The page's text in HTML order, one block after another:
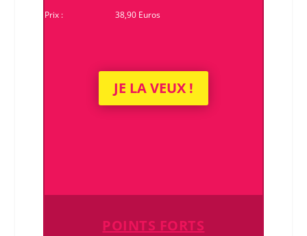
Prix :
38,90 Euros
JE LA VEUX !
POINTS FORTS